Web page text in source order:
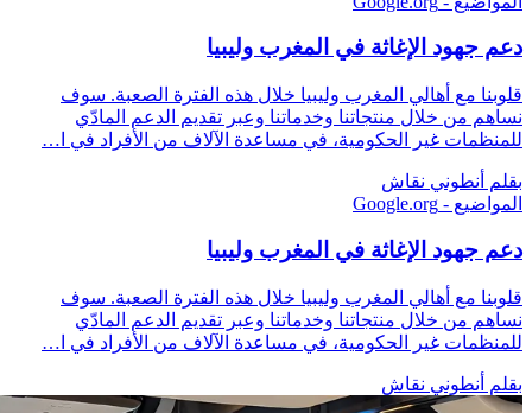
دعم جهود الإغاثة في المغرب وليبيا
قلوبنا مع أهالي المغرب وليبيا خلال هذه الفترة الصعبة. سوف
نساهم من خلال منتجاتنا وخدماتنا وعبر تقديم الدعم المادّي
للمنظمات غير الحكومية، في مساعدة الآلاف من الأفراد في ا…
بقلم أنطوني نقاش
المواضيع - Google.org
دعم جهود الإغاثة في المغرب وليبيا
قلوبنا مع أهالي المغرب وليبيا خلال هذه الفترة الصعبة. سوف
نساهم من خلال منتجاتنا وخدماتنا وعبر تقديم الدعم المادّي
للمنظمات غير الحكومية، في مساعدة الآلاف من الأفراد في ا…
بقلم أنطوني نقاش